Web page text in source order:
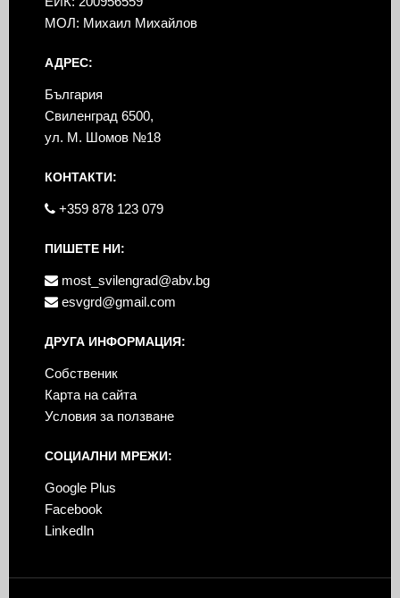
МОЛ: Михаил Михайлов
АДРЕС:
България
Свиленград 6500,
ул. М. Шомов №18
КОНТАКТИ:
+359 878 123 079
ПИШЕТЕ НИ:
most_svilengrad@abv.bg
esvgrd@gmail.com
ДРУГА ИНФОРМАЦИЯ:
Собственик
Карта на сайта
Условия за ползване
СОЦИАЛНИ МРЕЖИ:
Google Plus
Facebook
LinkedIn